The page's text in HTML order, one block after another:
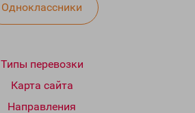
Одноклассники
Типы перевозки
Карта сайта
Направления